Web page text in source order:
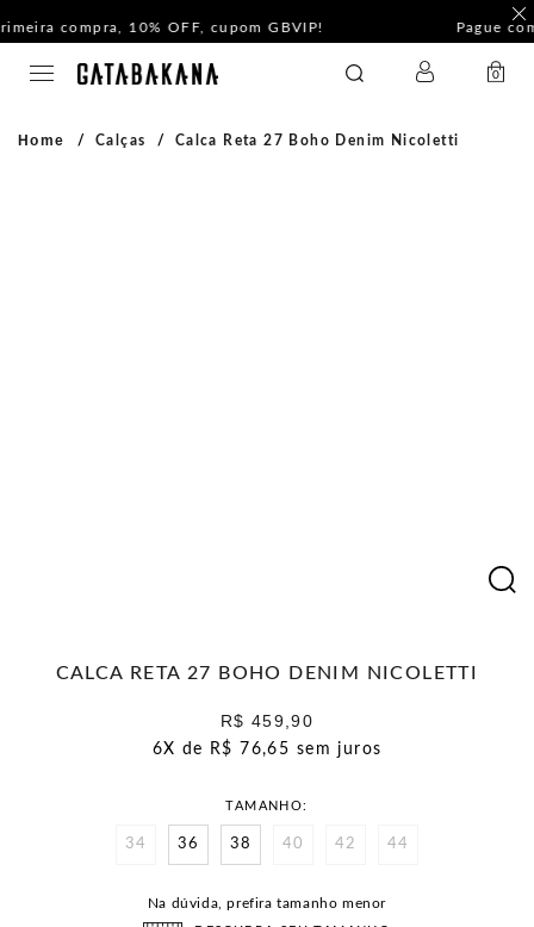
Pague com PIX e ganhe 5%Off na Coleção Outline!
GATABAKANA 0
Home Calças Calca Reta 27 Boho Denim Nicoletti
CALCA RETA 27 BOHO DENIM NICOLETTI
R$ 459,90
6X de R$ 76,65 sem juros
TAMANHO
34 36 38 40 42 44
Na dúvida, prefira tamanho menor